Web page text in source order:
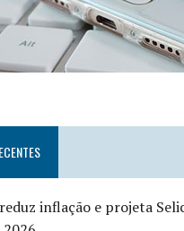
inflação e projeta